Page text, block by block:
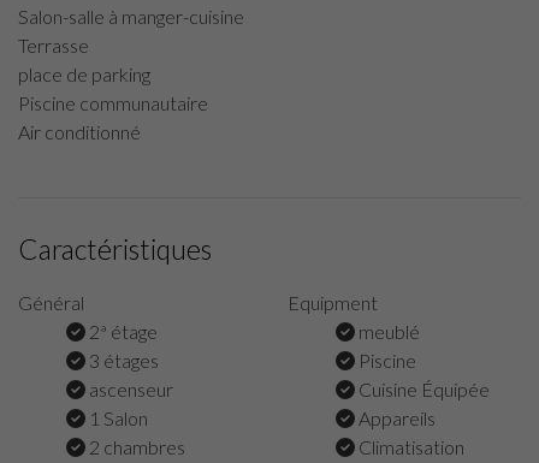
Salon-salle à manger-cuisine
Terrasse
place de parking
Piscine communautaire
Air conditionné
Caractéristiques
Général
2ª étage
3 étages
ascenseur
1 Salon
2 chambres
Equipment
meublé
Piscine
Cuisine Équipée
Appareils
Climatisation